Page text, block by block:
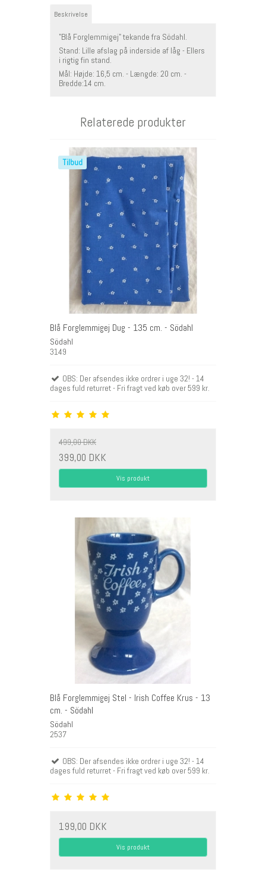
Beskrivelse
"Blå Forglemmigej" tekande fra Södahl.
Stand: Lille afslag på inderside af låg - Ellers
i rigtig fin stand.
Mål: Højde: 16,5 cm. - Længde: 20 cm. -
Bredde:14 cm.
Relaterede produkter
Tilbud
Blå Forglemmigej Dug - 135 cm. - Södahl
Södahl
3149
OBS: Der afsendes ikke ordrer i uge 32! - 14
dages fuld returret - Fri fragt ved køb over 599 kr.
499,00 DKK
399,00 DKK
Vis produkt
Blå Forglemmigej Stel - Irish Coffee Krus - 13
cm. - Södahl
Södahl
2537
OBS: Der afsendes ikke ordrer i uge 32! - 14
dages fuld returret - Fri fragt ved køb over 599 kr.
199,00 DKK
Vis produkt